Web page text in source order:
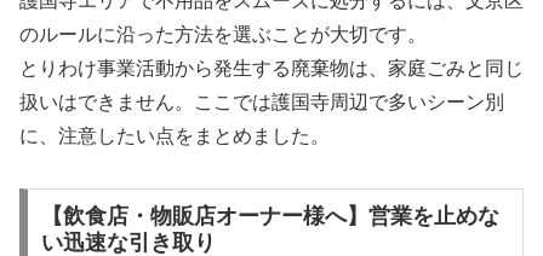
のルールに沿った方法を選ぶことが大切です。
とりわけ事業活動から発生する廃棄物は、家庭ごみと同じ
扱いはできません。ここでは護国寺周辺で多いシーン別
に、注意したい点をまとめました。
【飲食店・物販店オーナー様へ】営業を止めな
い迅速な引き取り